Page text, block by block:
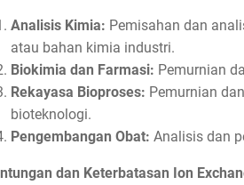
Analisis Kimia: Pemisahan dan
atau bahan kimia industri.
Biokimia dan Farmasi: Pemurnian
Rekayasa Bioproses: Pemurnian
bioteknologi.
Pengembangan Obat: Analisis dan
dan Keterbatasan Ion